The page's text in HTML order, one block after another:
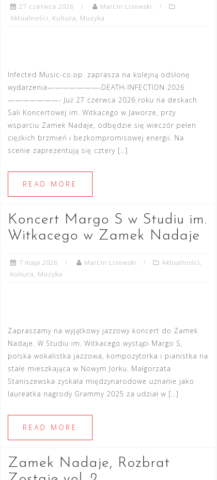
27 czerwca 2026
Marcin Lisowski
Aktualności, Kultura, Muzyka
Infected Music-co.op. zaprasza na kolejną odsłonę
wydarzenia———————-DEATH-INFECTION 2026
———————- Już 27 czerwca 2026 roku na deskach
Sali Koncertowej im. Witkacego w Jaworze, przy
wsparciu Zamek Nadaje, odbędzie się wieczór pełen
ciężkich brzmień i bezkompromisowej energii. Na
scenie zaprezentują się cztery […]
READ MORE
Koncert Margo S w Studiu im.
Witkacego w Zamek Nadaje
7 maja 2026 Marcin Lisowski Aktualności,
Kultura, Muzyka
Zapraszamy na wyjątkowy jazzowy koncert do Zamek
Nadaje. W Studiu im. Witkacego wystąpi Margo S,
polska wokalistka jazzowa, kompozytorka i pianistka na
stałe mieszkająca w Nowym Jorku. Małgorzata
Staniszewska zyskała międzynarodowe uznanie jako
laureatka nagrody Grammy 2025 za udział w […]
READ MORE
Zamek Nadaje, Rozbrat